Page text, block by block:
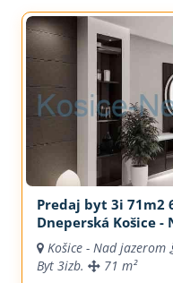
Predaj byt 3i 71m2
Dneperská Košice -
Košice - Nad jazerom
Byt 3izb. 71 m²